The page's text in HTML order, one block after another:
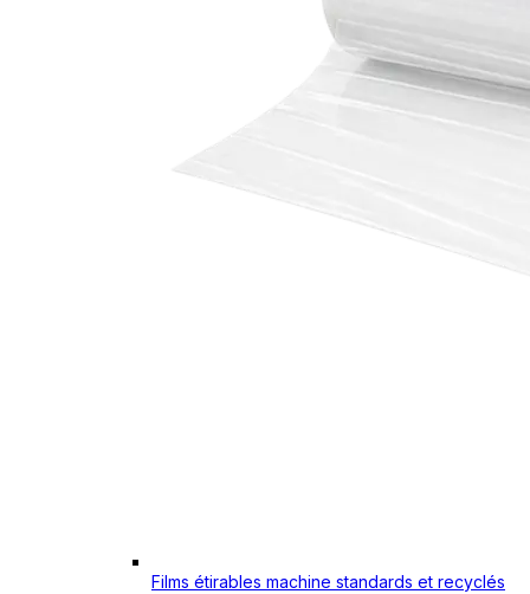
Films étirables machine standards et recyclés